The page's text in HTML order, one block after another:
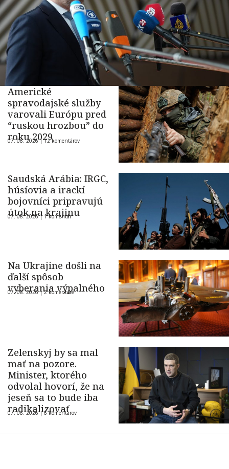
Americké
spravodajské služby
varovali Európu pred
“ruskou hrozbou” do
roku 2029
07. 08. 2026 |12 komentárov
Saudská Arábia: IRGC,
húsíovia a irackí
bojovníci pripravujú
útok na krajinu
07. 08. 2026 | 1 komentár
Na Ukrajine došli na
ďalší spôsob
vyberania výpalného
07. 08. 2026 |2 komentáre
Zelenskyj by sa mal
mať na pozore.
Minister, ktorého
odvolal hovorí, že na
jeseň sa to bude iba
radikalizovať
07. 08. 2026 |6 komentárov